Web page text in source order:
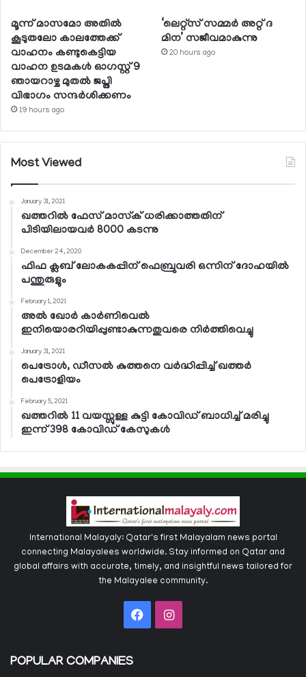
മൂന്ന് മാസമോ അതില്‍
കൂടുതലോ കാലത്തേക്ക്
വാഹനം കണ്ടുകെട്ടിയ
വാഹന ഉടമകള്‍ ഓഗസ്റ്റ് 9
ഞായറാഴ്ച മുതല്‍ ജപ്തി
വിഭാഗം സന്ദര്‍ശിക്കണം
19 hours ago
‘ലെറ്റ്‌സ് സമ്മര്‍ അറ്റ് ദ
മിന’ സജീവമാകുന്നു
20 hours ago
Most Viewed
January 31, 2021
ഖത്തറില്‍ ഫേസ് മാസ്‌ക് ധരിക്കാത്തതിന്
പിടിയിലായവര്‍ 8000 കടന്നു
December 24, 2020
ഫിഫ ക്ലബ് ലോകകപ്പിന് ഫെബ്രുവരി ഒന്നിന് ദോഹയില്‍
പന്തുരുളും
February 1, 2021
അല്‍ ഖോര്‍ കാര്‍ണിവെല്‍
ഇനിയൊരറിയിപ്പുണ്ടാകുന്നതുവരെ നിര്‍ത്തിവെച്ചു
January 31, 2021
പെട്രോള്‍, ഡീസല്‍ കുത്തനെ വര്‍ദ്ധിപ്പിച്ച് ഖത്തര്‍
പെട്രോളിയം
February 5, 2021
ഖത്തറില്‍ 11 വയസ്സുള്ള കുട്ടി കോവിഡ് ബാധിച്ച് മരിച്ചു
ഇന്ന് 398 കോവിഡ് കേസുകള്‍
International Malayaly: Qatar's first Malayalam news portal
connecting Malayalees worldwide. Stay informed on Qatar and
global affairs with accurate, timely, and insightful news tailored for
the Malayalee community.
FacebookInstagram
POPULAR COMPANIES